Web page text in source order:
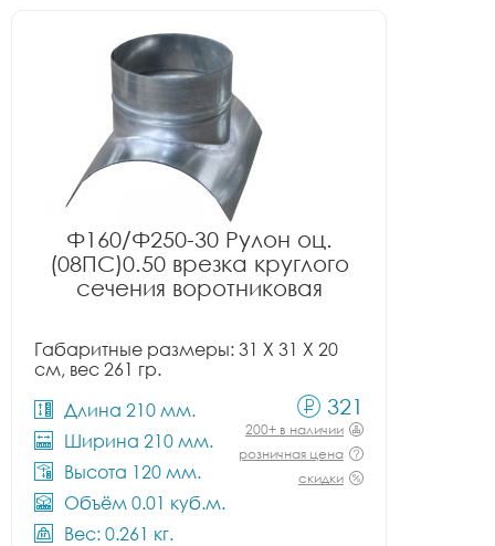
Ф160/Ф250-30 Рулон оц.
(08ПС)0.50 врезка круглого
сечения воротниковая
Габаритные размеры: 31 X 31 X 20
см, вес 261 гр.
Длина 210 мм.
Ширина 210 мм.
Высота 120 мм.
Объём 0.01 куб.м.
Вес: 0.261 кг.
321
200+ в наличии
розничная цена
скидки